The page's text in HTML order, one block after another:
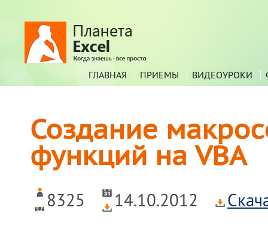
ГЛАВНАЯ ПРИЕМЫ ВИДЕОУРОКИ
Создание
функций на VBA
8325 14.10.2012